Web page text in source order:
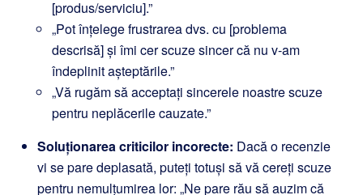
[produs/serviciu].”
„Pot înțelege frustrarea dvs. cu [problema
descrisă] și îmi cer scuze sincer că nu v-am
îndeplinit așteptările.”
„Vă rugăm să acceptați sincerele noastre scuze
pentru neplăcerile cauzate.”
Soluționarea criticilor incorecte: Dacă o recenzie
vi se pare deplasată, puteți totuși să vă cereți scuze
pentru nemulțumirea lor: „Ne pare rău să auzim că